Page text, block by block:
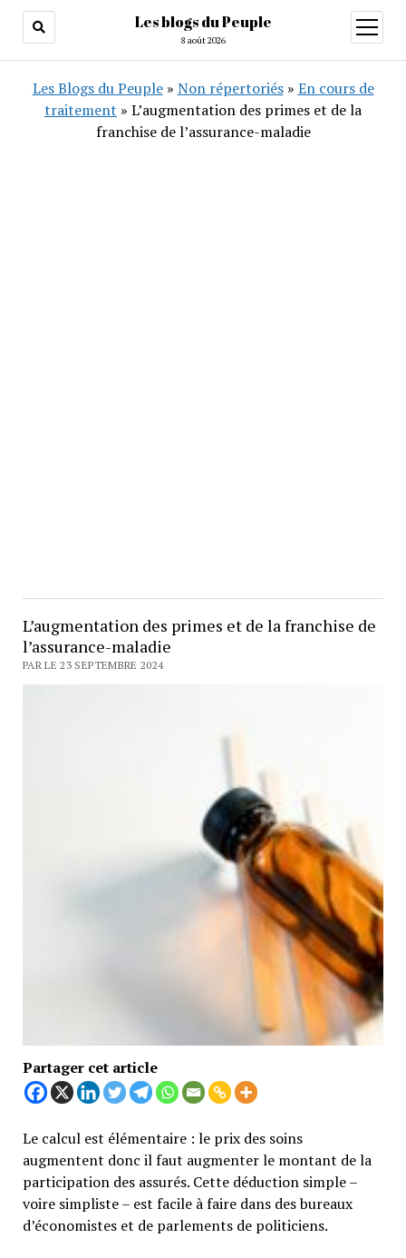
Les blogs du Peuple
8 août 2026
ouvrir
menu
Les Blogs du Peuple» Non répertoriés» En cours de
traitement » L’augmentation des primes et de la
franchise de l’assurance-maladie
L’augmentation des primes et de la franchise de
l’assurance-maladie
PAR LE 23 SEPTEMBRE 2024
Partager cet article
Le calcul est élémentaire : le prix des soins
augmentent donc il faut augmenter le montant de la
participation des assurés. Cette déduction simple –
voire simpliste – est facile à faire dans des bureaux
d’économistes et de parlements de politiciens.